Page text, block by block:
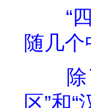
“
随几
区”和“